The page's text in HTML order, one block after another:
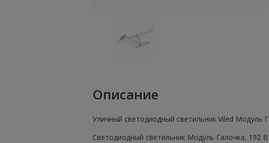
Описание
Уличный светодиодный светильник Viled Модуль
Светодиодный светильник Модуль Галочка, 192